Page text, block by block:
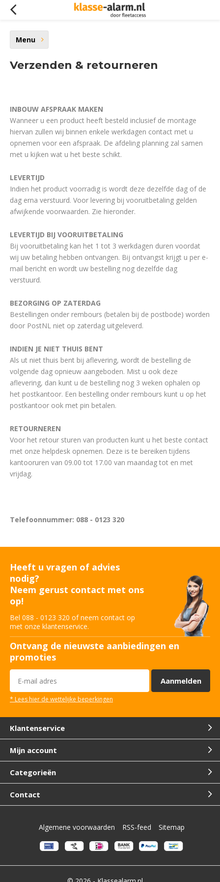
Menu
Verzenden & retourneren
INBOUW AFSPRAAK MAKEN
Wanneer u een product heeft besteld inclusief de montage
hiervan zullen wij binnen enkele werkdagen contact met u
opnemen voor een afspraak. De afdeling planning zal samen
met u kijken wat u het beste schikt.
LEVERTIJD
Indien het product voorradig is wordt deze dezelfde dag of de
dag erna verstuurd. Voor levering bij vooruitbetaling gelden
afwijkende voorwaarden. Zie hieronder.
LEVERTIJD BIJ VOORUITBETALING
Bij vooruitbetaling kan het 1 tot 3 werkdagen duren voordat
wij uw betaling hebben ontvangen. Bij ontvangst krijgt u per e-
mail bericht en wordt uw bestelling nog dezelfde dag
verstuurd.
BEZORGING OP ZATERDAG
Bestellingen onder rembours (betalen bij de postbode) worden
door PostNL niet op zaterdag uitgeleverd.
INDIEN JE NIET THUIS BENT
Als ut niet thuis bent bij aflevering, wordt de bestelling de
volgende dag opnieuw aangeboden. Mist u ook deze
aflevering, dan kunt u de bestelling nog 3 weken ophalen op
het postkantoor. Een bestelling onder rembours kunt u op het
postkantoor ook met pin betalen.
RETOURNEREN
Voor het retour sturen van producten kunt u het beste contact
met onze helpdesk opnemen. Deze is te bereiken tijdens
kantooruren van 09.00 tot 17.00 van maandag tot en met
vrijdag.
Telefoonnummer: 088 - 0123 320
Heeft u vragen of advies
nodig?
Neem gerust contact met ons
op!
Bel 088 - 0123 320 of neem contact op
met onze klantenservice.
Ontvang de nieuwste aanbiedingen en
promoties
Aanmelden
* Lees hier de wettelijke beperkingen
Klantenservice
Mijn account
Categorieën
Contact
Algemene voorwaarden RSS-feed Sitemap